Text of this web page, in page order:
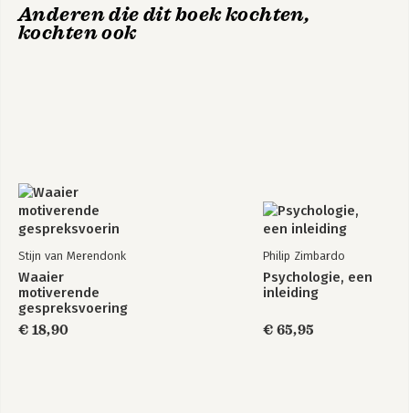
Anderen die dit boek kochten,
kochten ook
Stijn van Merendonk
Waaier
motiverende
gespreksvoering
€ 18,90
Philip Zimbardo
Psychologie, een
inleiding
€ 65,95